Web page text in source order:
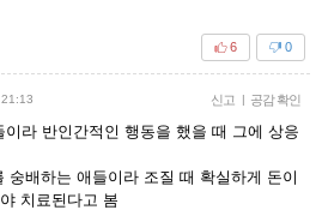
0
6
신고 | 공감 확인
라 반인간적인 행동을 했을 때 그에 상응
숭배하는 애들이라 조질 때 확실하게 돈이
치료된다고 봄